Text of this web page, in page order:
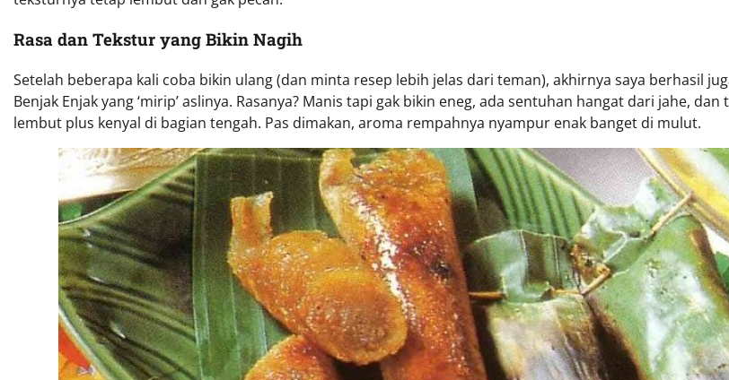
Rasa dan Tekstur yang Bikin Nagih
Setelah beberapa kali coba bikin ulang (dan minta resep lebih jelas dari teman), akhirnya saya berhasil
Benjak Enjak yang ‘mirip’ aslinya. Rasanya? Manis tapi gak bikin eneg, ada sentuhan hangat dari jahe, dan
lembut plus kenyal di bagian tengah. Pas dimakan, aroma rempahnya nyampur enak banget di mulut.